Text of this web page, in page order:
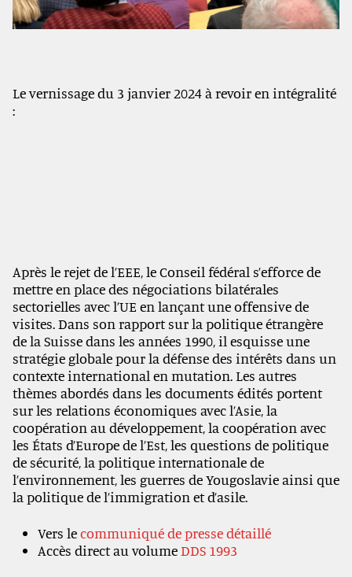
Le vernissage du 3 janvier 2024 à revoir en intégralité
:
Après le rejet de l’EEE, le Conseil fédéral s’efforce de
mettre en place des négociations bilatérales
sectorielles avec l’UE en lançant une offensive de
visites. Dans son rapport sur la politique étrangère
de la Suisse dans les années 1990, il esquisse une
stratégie globale pour la défense des intérêts dans un
contexte international en mutation. Les autres
thèmes abordés dans les documents édités portent
sur les relations économiques avec l’Asie, la
coopération au développement, la coopération avec
les États d’Europe de l’Est, les questions de politique
de sécurité, la politique internationale de
l’environnement, les guerres de Yougoslavie ainsi que
la politique de l’immigration et d’asile.
Vers lecommuniqué de presse détaillé
Accès direct au volumeDDS 1993